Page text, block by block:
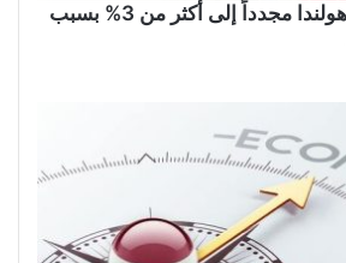
ارتفاع التضخم في هولندا مجدداً إلى أكثر من 3% بسبب